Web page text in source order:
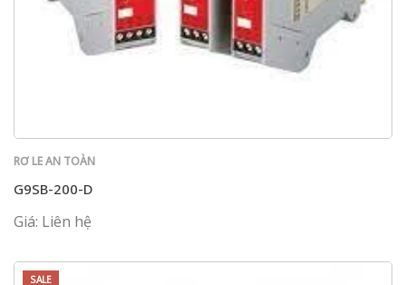
RƠ LE AN TOÀN
G9SB-200-D
Giá: Liên hệ
SALE